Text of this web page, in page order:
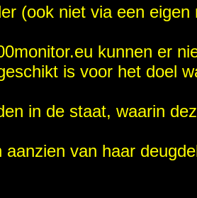
(ook niet via een eigen
kunnen er
is voor het doel
in de staat, waarin
aanzien van haar